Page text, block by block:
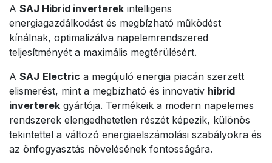
A SAJ Hibrid inverterek intelligens
energiagazdálkodást és megbízható működést
kínálnak, optimalizálva napelemrendszered
teljesítményét a maximális megtérülésért.
A SAJ Electric a megújuló energia piacán szerzett
elismerést, mint a megbízható és innovatív hibrid
inverterek gyártója. Termékeik a modern napelemes
rendszerek elengedhetetlen részét képezik, különös
tekintettel a változó energiaelszámolási szabályokra és
az önfogyasztás növelésének fontosságára.